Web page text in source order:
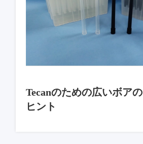
Tecanのための広いボアの
ヒント